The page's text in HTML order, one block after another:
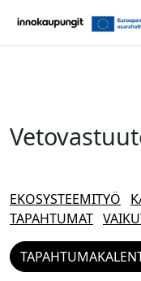
EKOSYSTEEMITYÖ
TAPAHTUMAT